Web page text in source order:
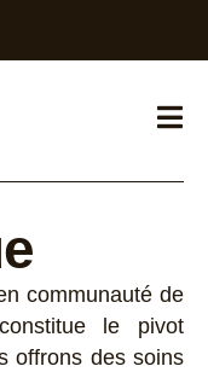
communauté de
le pivot
offrons des soins